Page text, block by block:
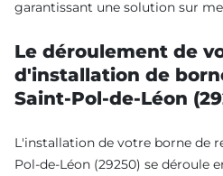
garantissant une solution sur
Le déroulement de
d'installation de
Saint-Pol-de-Léon
L'installation de votre borne de
Pol-de-Léon (29250) se déroule